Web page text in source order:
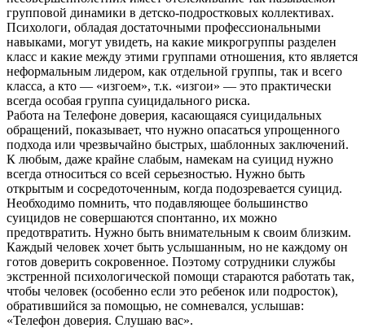
групповой динамики в детско-подростковых коллективах.
Психологи, обладая достаточными профессиональными
навыками, могут увидеть, на какие микрогруппы разделен
класс и какие между этими группами отношения, кто является
неформальным лидером, как отдельной группы, так и всего
класса, а кто — «изгоем», т.к. «изгои» — это практически
всегда особая группа суицидального риска.
Работа на Телефоне доверия, касающаяся суицидальных
обращений, показывает, что нужно опасаться упрощенного
подхода или чрезвычайно быстрых, шаблонных заключений.
К любым, даже крайне слабым, намекам на суицид нужно
всегда относиться со всей серьезностью. Нужно быть
открытым и сосредоточенным, когда подозревается суицид.
Необходимо помнить, что подавляющее большинство
суицидов не совершаются спонтанно, их можно
предотвратить. Нужно быть внимательным к своим близким.
Каждый человек хочет быть услышанным, но не каждому он
готов доверить сокровенное. Поэтому сотрудники службы
экстренной психологической помощи стараются работать так,
чтобы человек (особенно если это ребенок или подросток),
обратившийся за помощью, не сомневался, услышав:
«Телефон доверия. Слушаю вас».